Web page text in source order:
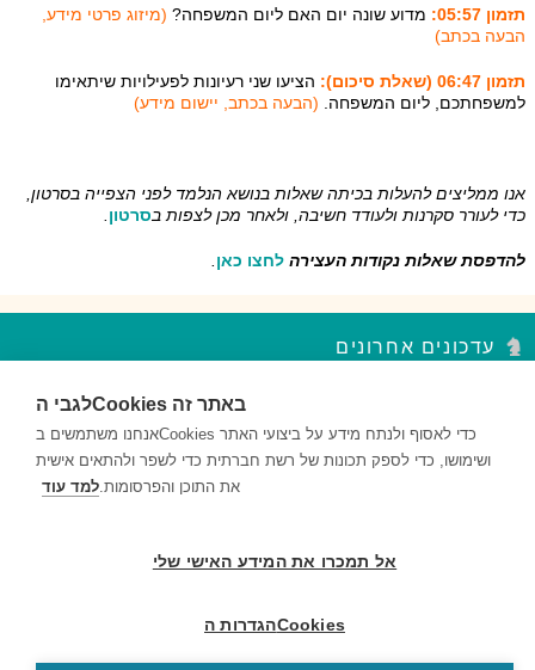
תזמון 05:57: מדוע שונה יום האם ליום המשפחה? (מיזוג פרטי מידע,
הבעה בכתב)
תזמון 06:47 (שאלת סיכום):
הציעו שני רעיונות לפעילויות שיתאימו
למשפחתכם, ליום המשפחה. (הבעה בכתב, יישום מידע)
אנו ממליצים להעלות בכיתה שאלות בנושא הנלמד לפני הצפייה בסרטון,
כדי לעורר סקרנות ולעודד חשיבה, ולאחר מכן לצפות בסרטון
להדפסת שאלות נקודות העצירה לחצו כאן
עדכונים אחרונים
השאלות במקבץ נקודות העצירה מעודדות למידה ברמות חשיבה שונות...
השאלות במקבץ נקודות העצירה מעודדות למידה ברמות חשיבה שונות...
דם ותאי דם – נקודות עצירה מקבץ 2
השאלות במקבץ נקודות העצירה מעודדות למידה ברמות חשיבה שונות...
לגבי הCookies באתר זה
אנחנו משתמשים בCookies כדי לאסוף ולנתח מידע על ביצועי האתר
ושימושו, כדי לספק תכונות של רשת חברתית כדי לשפר ולהתאים אישית
את התוכן והפרסומות.למד עוד
אל תמכרו את המידע האישי שלי
הגדרות הCookies